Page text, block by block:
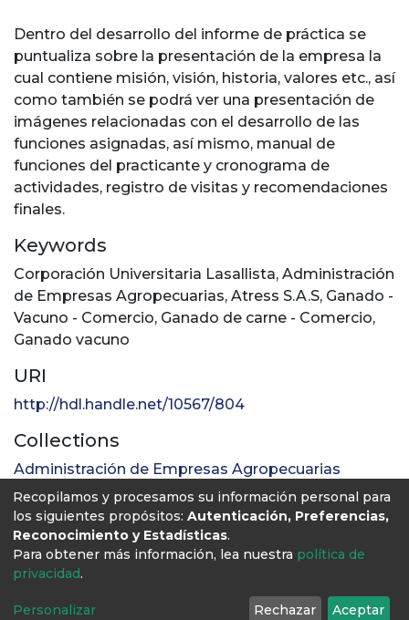
Dentro del desarrollo del informe de práctica se
puntualiza sobre la presentación de la empresa la
cual contiene misión, visión, historia, valores etc., así
como también se podrá ver una presentación de
imágenes relacionadas con el desarrollo de las
funciones asignadas, así mismo, manual de
funciones del practicante y cronograma de
actividades, registro de visitas y recomendaciones
finales.
Keywords
Corporación Universitaria Lasallista, Administración
de Empresas Agropecuarias, Atress S.A.S, Ganado -
Vacuno - Comercio, Ganado de carne - Comercio,
Ganado vacuno
URI
http://hdl.handle.net/10567/804
Collections
Administración de Empresas Agropecuarias
Full item page
Recopilamos y procesamos su información personal para
los siguientes propósitos: Autenticación, Preferencias,
Reconocimiento y Estadísticas.
Para obtener más información, lea nuestra política de
privacidad.
Personalizar Rechazar Aceptar